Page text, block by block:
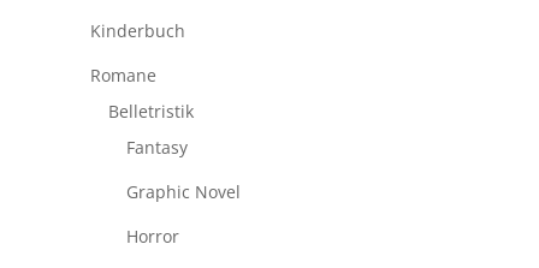
Kinderbuch
Romane
Belletristik
Fantasy
Graphic Novel
Horror